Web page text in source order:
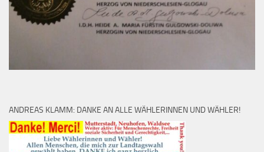
ANDREAS KLAMM: DANKE AN ALLE WÄHLERINNEN UND WÄHLER!